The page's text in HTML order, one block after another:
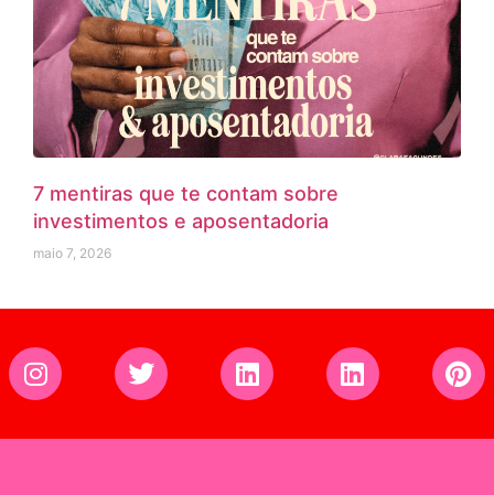
7 mentiras que te contam sobre
investimentos e aposentadoria
maio 7, 2026